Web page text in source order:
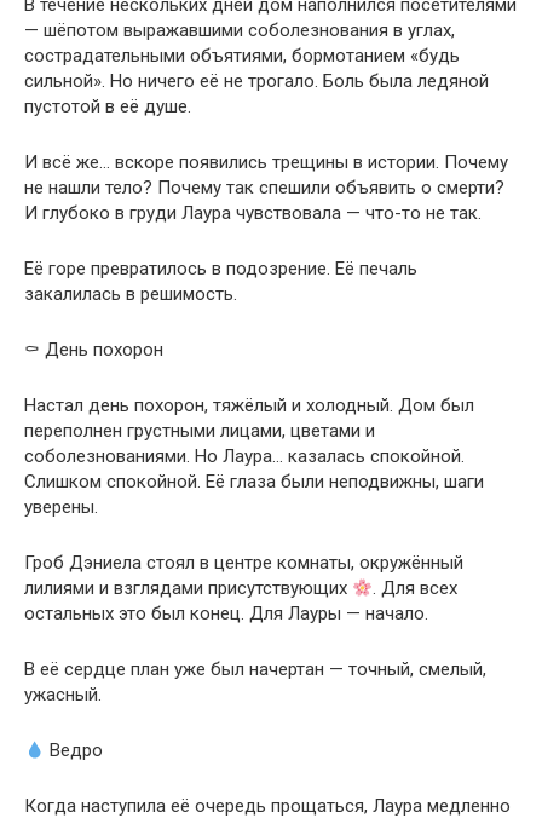
В течение нескольких дней дом наполнился посетителями
— шёпотом выражавшими соболезнования в углах,
сострадательными объятиями, бормотанием «будь
сильной». Но ничего её не трогало. Боль была ледяной
пустотой в её душе.
И всё же… вскоре появились трещины в истории. Почему
не нашли тело? Почему так спешили объявить о смерти?
И глубоко в груди Лаура чувствовала — что-то не так.
Её горе превратилось в подозрение. Её печаль
закалилась в решимость.
⚰ День похорон
Настал день похорон, тяжёлый и холодный. Дом был
переполнен грустными лицами, цветами и
соболезнованиями. Но Лаура… казалась спокойной.
Слишком спокойной. Её глаза были неподвижны, шаги
уверены.
Гроб Дэниела стоял в центре комнаты, окружённый
лилиями и взглядами присутствующих
. Для всех
остальных это был конец. Для Лауры — начало.
В её сердце план уже был начертан — точный, смелый,
ужасный.
Ведро
Когда наступила её очередь прощаться, Лаура медленно